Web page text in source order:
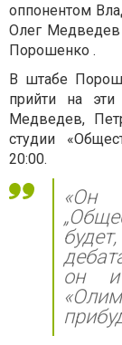
оппонентом
Олег Медведев
Порошенко .
В штабе
прийти на
Медведев,
студии
20:00.
он